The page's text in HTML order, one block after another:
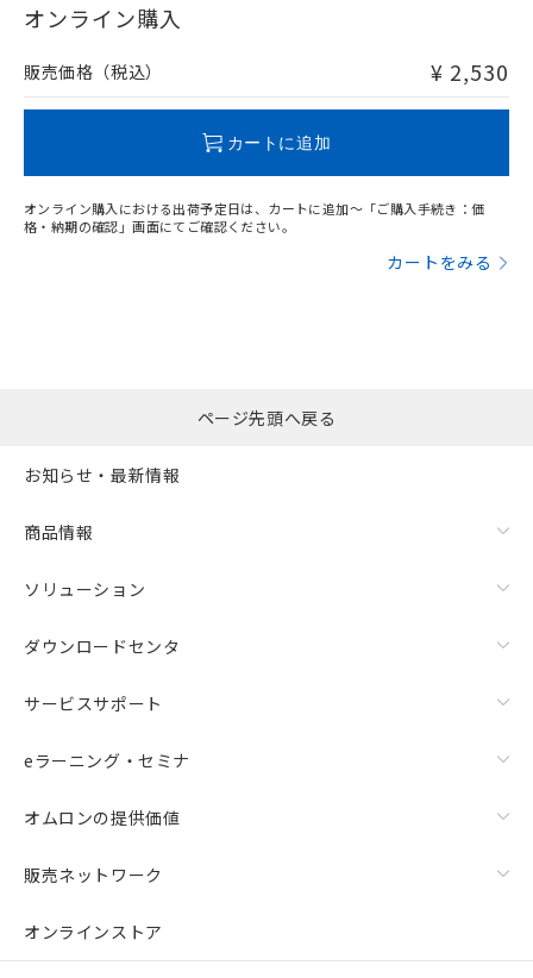
在庫等で未対応品が混在する可能性があります。
問い合わせください。
オンライン購入
販売価格（税込） ¥ 2,530
カートに追加
オンライン購入における出荷予定日は、カートに追加～「ご購入手続き：価
格・納期の確認」画面にてご確認ください。
カートをみる
ページ先頭へ戻る
お知らせ・最新情報
商品情報
ソリューション
ダウンロードセンタ
サービスサポート
eラーニング・セミナ
オムロンの提供価値
販売ネットワーク
オンラインストア